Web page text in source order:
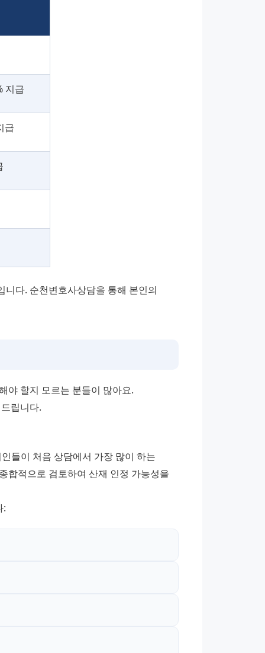
지급
급
다. 순천변호사상담을 통해 본인의
야 할지 모르는 분들이 많아요.
립니다.
들이 처음 상담에서 가장 많이 하는
합적으로 검토하여 산재 인정 가능성을
: